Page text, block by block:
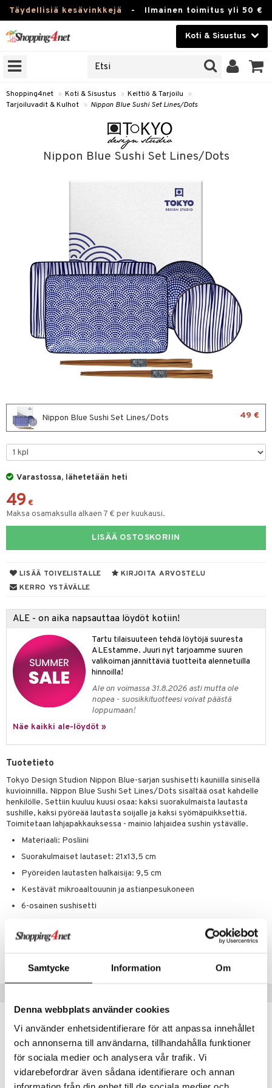
Samtycke Information Om
Denna webbplats använder cookies
Vi använder enhetsidentifierare för att anpassa innehållet
och annonserna till användarna, tillhandahålla funktioner
för sociala medier och analysera vår trafik. Vi
vidarebefordrar även sådana identifierare och annan
Täydellisiä kesävinkkejä - Ilmainen toimitus yli 50 €
Koti & Sisustus
Kauneudenhoito
Piilolinssit
Tuotemerkkejä
Kampanjat
Shopping4net » Koti & Sisustus » Keittiö & Tarjoilu
»
Tarjoiluvadit & Kulhot » Nippon Blue Sushi Set Lines/Dots
Nippon Blue Sushi Set Lines/Dots
Nippon Blue Sushi Set Lines/Dots 49 €
Varastossa, lähetetään heti
49 €
Maksa osamaksulla alkaen 7 € per kuukausi.
LISÄÄ OSTOSKORIIN
LISÄÄ TOIVELISTALLE
KIRJOITA ARVOSTELU
KERRO YSTÄVÄLLE
ALE - on aika napsauttaa löydöt kotiin!
Tartu tilaisuuteen tehdä löytöjä suuresta
ALEstamme. Juuri nyt tarjoamme suuren
valikoiman jännittäviä tuotteita alennetuilla
hinnoilla!
Ale on voimassa 31.8.2026 asti mutta ole
nopea - suosikkituotteesi voivat päästä
loppumaan!
Näe kaikki ale-löydöt »
Tuotetieto
Tokyo Design Studion Nippon Blue-sarjan sushisetti kauniilla sinisellä
kuvioinnilla. Nippon Blue Sushi Set Lines/Dots sisältää osat kahdelle
henkilölle. Settiin kuuluu kuusi osaa: kaksi suorakulmaista lautasta
sushille, kaksi pyöreää lautasta soijalle ja kaksi syömäpuikksettiä.
Toimitetaan lahjapakkauksessa - mainio lahjaidea sushin ystävälle.
Materiaali: Posliini
Suorakulmaiset lautaset: 21x13,5 cm
Pyöreiden lautasten halkaisija: 9,5 cm
Kestävät mikroaaltouunin ja astianpesukoneen
6-osainen sushisetti
Tuotenumero
Karahvit
Tee & Espresso
& Sähkövatkaimet
koneet
& Cocktailasit
& Konjakkilasit
Maustemyllyt
& Kulhot
Siivous
tarvikkeita
tekstiilit
koristelu
Saalit
& Tyynyliinat
& Peitot
& Korit
& Veistokset
Art
& Lyhdyt
& Hyllyt
& Koukut
& Korit
tekstiilit
tekstiilit
& Tyynyliinat
hyönteissuoja
ruokinta
& Lyhdyt
& vastauksia